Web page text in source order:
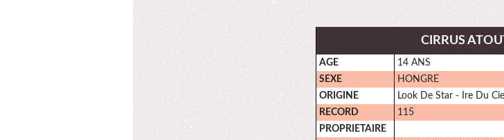
CIRRUS
AGE
14 ANS
SEXE
HONGRE
ORIGINE
Look De Star - Ire Du
RECORD
115
PROPRIETAIRE